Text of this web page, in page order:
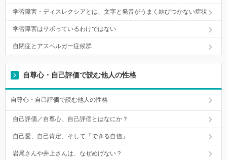
学習障害・ディスレクシアとは、文字と発音がうまく結びつかない症状
学習障害はサボっているわけではない
自閉症とアスペルガー症候群
自尊心・自己評価で読む他人の性格
自尊心・自己評価で読む他人の性格
自己評価／自尊心、自己評価とはなにか？
自己愛、自己肯定、そして「できる自信」
岩尾さんや井上さんは、なぜめげない？